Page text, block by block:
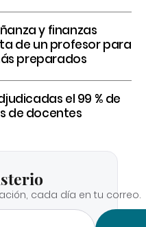
y finanzas
de un profesor para
preparados
el 99 % de
de docentes
cada día en tu correo.